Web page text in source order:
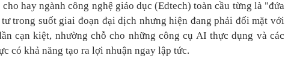
hay ngành công nghệ giáo dục (Edtech) toàn cầu từng là "đứa
trong suốt giai đoạn đại dịch nhưng hiện đang phải đối mặt với
cạn kiệt, nhường chỗ cho những công cụ AI thực dụng và các
có khả năng tạo ra lợi nhuận ngay lập tức.